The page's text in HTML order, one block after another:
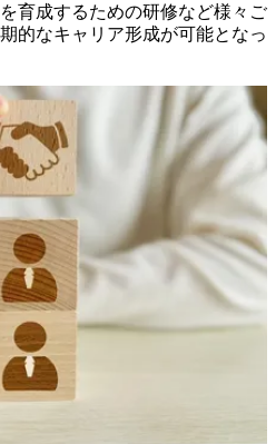
育成するための研修など様々ご
的なキャリア形成が可能となっ